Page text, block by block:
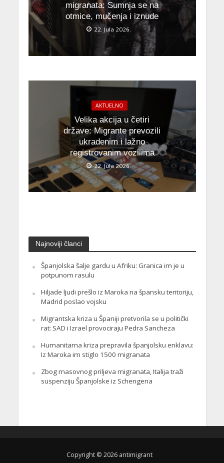
migranata: Sumnja se na
otmice, mučenja i iznude
22. Jula 2026.
AKTUELNO
Velika akcija u četiri
države: Migrante prevozili
ukradenim i lažno
registrovanim vozilima
22. Jula 2026.
Najnoviji članci
Španjolska šalje gardu u Afriku: Granica im je u
potpunom rasulu
Hiljade ljudi prešlo iz Maroka na špansku teritoriju,
Madrid poslao vojsku
Migrantska kriza u Španiji pretvorila se u politički
rat: SAD i Izrael provociraju Pedra Sancheza
Humanitarna kriza prepravila španjolsku enklavu:
Iz Maroka im stiglo 1500 migranata
Zbog masovnog priljeva migranata, Italija traži
suspenziju Španjolske iz Schengena
Copyright © 2026 antimigrant